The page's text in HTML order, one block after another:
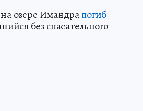
на озере Имандрапогиб
без спасательного